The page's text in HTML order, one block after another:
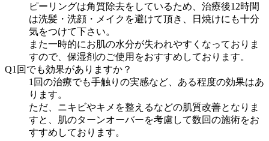
ピーリングは角質除去をしているため、治療後12時間
は洗髪・洗顔・メイクを避けて頂き、日焼けにも十分
気をつけて下さい。
また一時的にお肌の水分が失われやすくなっておりま
すので、保湿剤のご使用をおすすめしております。
Q1回でも効果がありますか？
1回の治療でも手触りの実感など、ある程度の効果はあ
ります。
ただ、ニキビやキメを整えるなどの肌質改善となりま
すと、肌のターンオーバーを考慮して数回の施術をお
すすめしております。